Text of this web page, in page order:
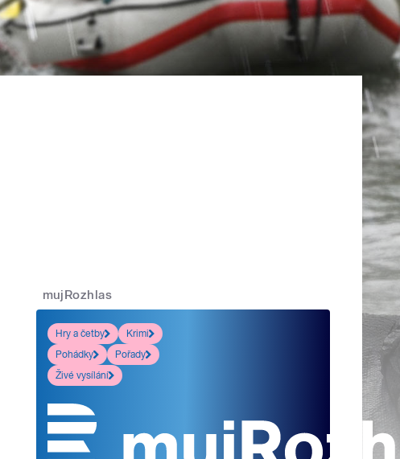
mujRozhlas
Hry a četby
Krimi
Pohádky
Pořady
Živé vysílání